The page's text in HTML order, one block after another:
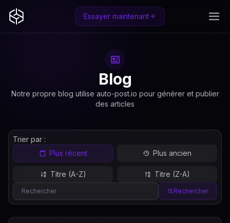
Essayer maintenant
Blog
Notre propre blog utilise auto-post.io pour générer et publier
des articles
Trier par :
Plus récent
Plus ancien
Titre (A-Z) Titre (Z-A)
Rechercher